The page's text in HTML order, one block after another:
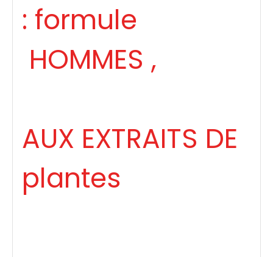
: formule
HOMMES ,
AUX EXTRAITS DE
plantes